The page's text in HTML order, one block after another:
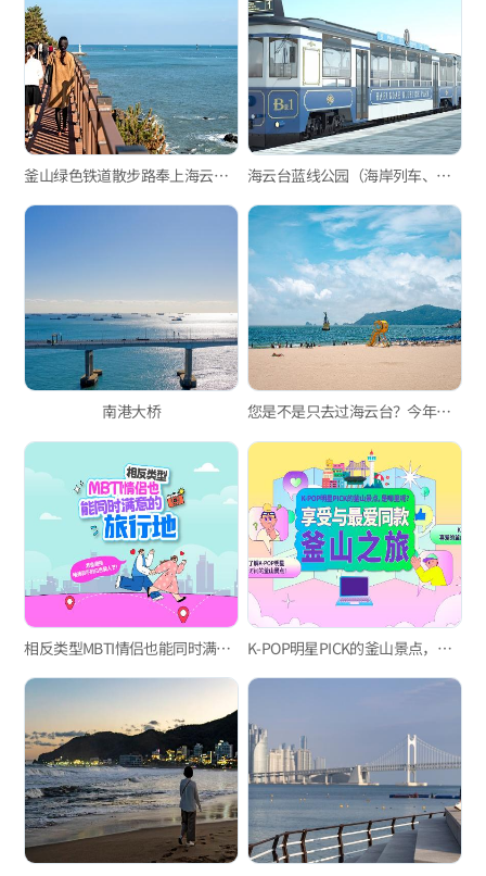
釜山绿色铁道散步路奉上海云台海边列车的浪漫 海云台蓝线公园（海岸列车、天空舱）
南港大桥 您是不是只去过海云台？今年夏天值得一去的三处釜山海水浴场
相反类型MBTI情侣也能同时满意的旅行地 K-POP明星PICK的釜山景点，享受与最爱同款釜山之旅！